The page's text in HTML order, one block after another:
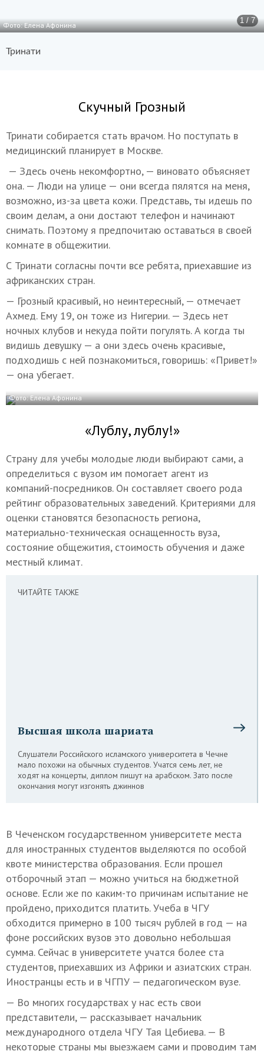
1 / 7
Фото: Елена Афонина
Тринати
Скучный Грозный
Тринати собирается стать врачом. Но поступать в
медицинский планирует в Москве.
— Здесь очень некомфортно, — виновато объясняет
она. — Люди на улице — они всегда пялятся на меня,
возможно, из-за цвета кожи. Представь, ты идешь по
своим делам, а они достают телефон и начинают
снимать. Поэтому я предпочитаю оставаться в своей
комнате в общежитии.
С Тринати согласны почти все ребята, приехавшие из
африканских стран.
— Грозный красивый, но неинтересный, — отмечает
Ахмед. Ему 19, он тоже из Нигерии. — Здесь нет
ночных клубов и некуда пойти погулять. А когда ты
видишь девушку — а они здесь очень красивые,
подходишь с ней познакомиться, говоришь: «Привет!»
— она убегает.
Фото: Елена Афонина
«Лублу, лублу!»
Страну для учебы молодые люди выбирают сами, а
определиться с вузом им помогает агент из
компаний-посредников. Он составляет своего рода
рейтинг образовательных заведений. Критериями для
оценки становятся безопасность региона,
материально-техническая оснащенность вуза,
состояние общежития, стоимость обучения и даже
местный климат.
ЧИТАЙТЕ ТАКЖЕ
Высшая школа шариата
Слушатели Российского исламского университета в Чечне
мало похожи на обычных студентов. Учатся семь лет, не
ходят на концерты, диплом пишут на арабском. Зато после
окончания могут изгонять джиннов
В Чеченском государственном университете места
для иностранных студентов выделяются по особой
квоте министерства образования. Если прошел
отборочный этап — можно учиться на бюджетной
основе. Если же по каким-то причинам испытание не
пройдено, приходится платить. Учеба в ЧГУ
обходится примерно в 100 тысяч рублей в год — на
фоне российских вузов это довольно небольшая
сумма. Сейчас в университете учатся более ста
студентов, приехавших из Африки и азиатских стран.
Иностранцы есть и в ЧГПУ — педагогическом вузе.
— Во многих государствах у нас есть свои
представители, — рассказывает начальник
международного отдела ЧГУ Тая Цебиева. — В
некоторые страны мы выезжаем сами и проводим там